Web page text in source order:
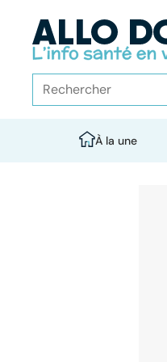
À la une